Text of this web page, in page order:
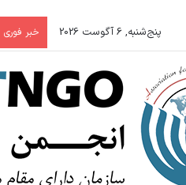
پنج‌شنبه, 6 آگوست 2026 خبر فوری